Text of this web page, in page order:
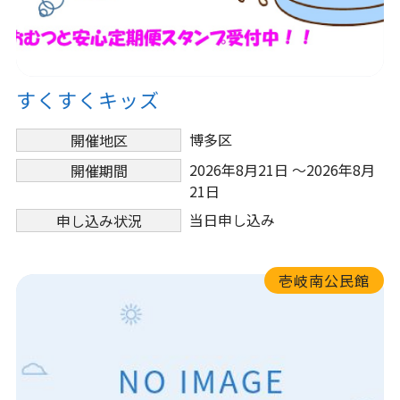
すくすくキッズ
開催地区
博多区
開催期間
2026年8月21日 ～2026年8月
21日
申し込み状況
当日申し込み
壱岐南公民館